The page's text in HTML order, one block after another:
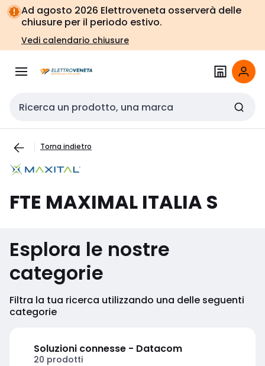
Vai alla
navigazione
Vai
alla
pagina
Ad agosto 2026 Elettroveneta osserverà delle
chiusure per il periodo estivo.
Vedi calendario chiusure
Cerca input
Torna indietro
FTE MAXIMAL ITALIA S
Esplora le nostre
categorie
Filtra la tua ricerca utilizzando una delle seguenti
categorie
Soluzioni connesse - Datacom
20 prodotti